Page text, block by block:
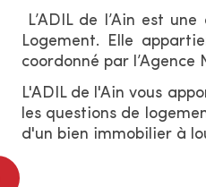
L’ADIL de l’Ain est
Logement. Elle
coordonné par
L'ADIL de l'Ain vous
les questions de
d'un bien immobilier à